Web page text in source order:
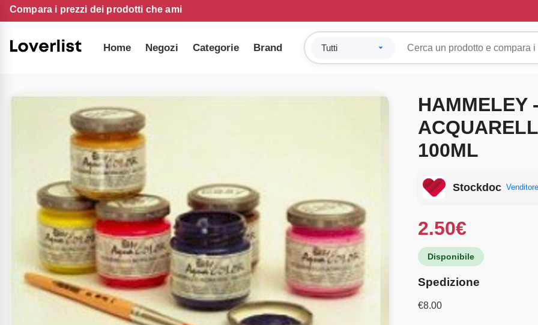
Compara i prezzi dei prodotti che ami
Home Negozi Categorie Brand
HAMMELEY
100ML
Stockdoc
2.50€
Disponibile
Spedizione
€8.00